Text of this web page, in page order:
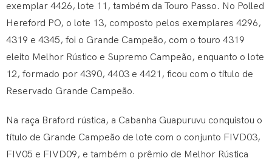
exemplar 4426, lote 11, também da Touro Passo. No Polled
Hereford PO, o lote 13, composto pelos exemplares 4296,
4319 e 4345, foi o Grande Campeão, com o touro 4319
eleito Melhor Rústico e Supremo Campeão, enquanto o lote
12, formado por 4390, 4403 e 4421, ficou com o título de
Reservado Grande Campeão.
Na raça Braford rústica, a Cabanha Guapuruvu conquistou o
título de Grande Campeão de lote com o conjunto FIVD03,
FIV05 e FIVD09, e também o prêmio de Melhor Rústica